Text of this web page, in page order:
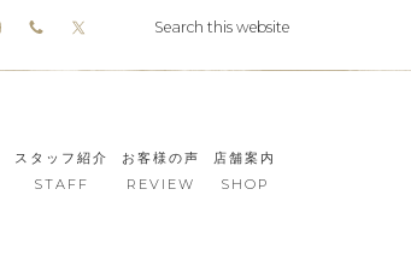
スタッフ紹介
STAFF
お客様の声
REVIEW
店舗案内
SHOP